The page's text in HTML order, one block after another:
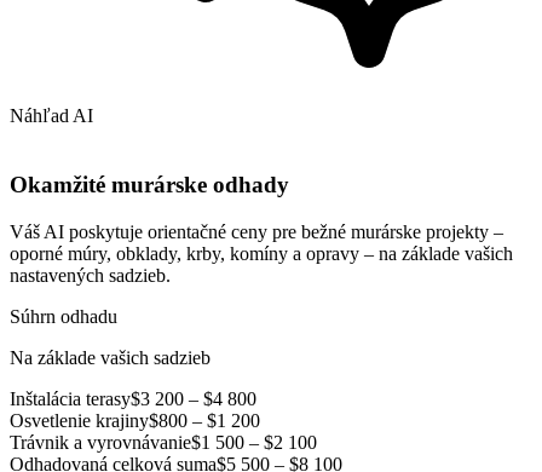
Náhľad AI
Okamžité murárske odhady
Váš AI poskytuje orientačné ceny pre bežné murárske projekty –
oporné múry, obklady, krby, komíny a opravy – na základe vašich
nastavených sadzieb.
Súhrn odhadu
Na základe vašich sadzieb
Inštalácia terasy$3 200 – $4 800
Osvetlenie krajiny$800 – $1 200
Trávnik a vyrovnávanie$1 500 – $2 100
Odhadovaná celková suma$5 500 – $8 100